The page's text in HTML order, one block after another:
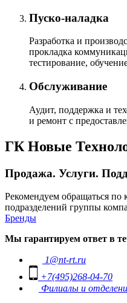
Пуско-наладка
Разработка и
прокладка
тестирование,
Обслуживание
Аудит, поддержка и
и ремонт с
ГК Новые
Продажа. Услуги.
Рекомендуем обращаться по
подразделений группы
Бренды
Мы гарантируем ответ в
1@nt-rt.ru
+7(495)268-04-70
Филиалы и